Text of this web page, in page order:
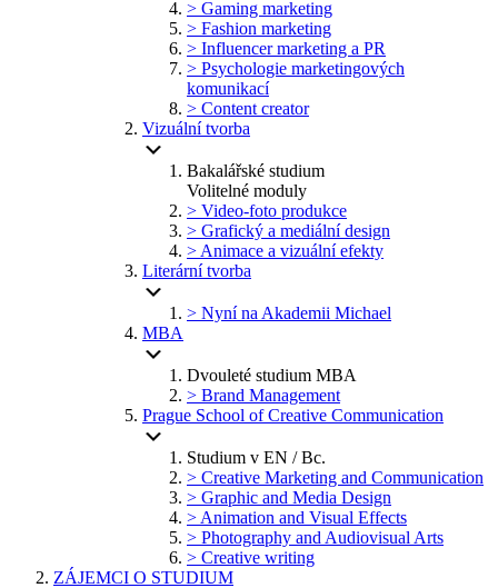
> Gaming marketing
> Fashion marketing
> Influencer marketing a PR
> Psychologie marketingových
komunikací
> Content creator
Vizuální tvorba
Bakalářské studium
Volitelné moduly
> Video-foto produkce
> Grafický a mediální design
> Animace a vizuální efekty
Literární tvorba
> Nyní na Akademii Michael
MBA
Dvouleté studium MBA
> Brand Management
Prague School of Creative Communication
Studium v EN / Bc.
> Creative Marketing and Communication
> Graphic and Media Design
> Animation and Visual Effects
> Photography and Audiovisual Arts
> Creative writing
ZÁJEMCI O STUDIUM